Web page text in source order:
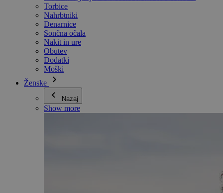
Torbice
Nahrbtniki
Denarnice
Sončna očala
Nakit in ure
Obutev
Dodatki
Moški
Ženske
Nazaj
Show more